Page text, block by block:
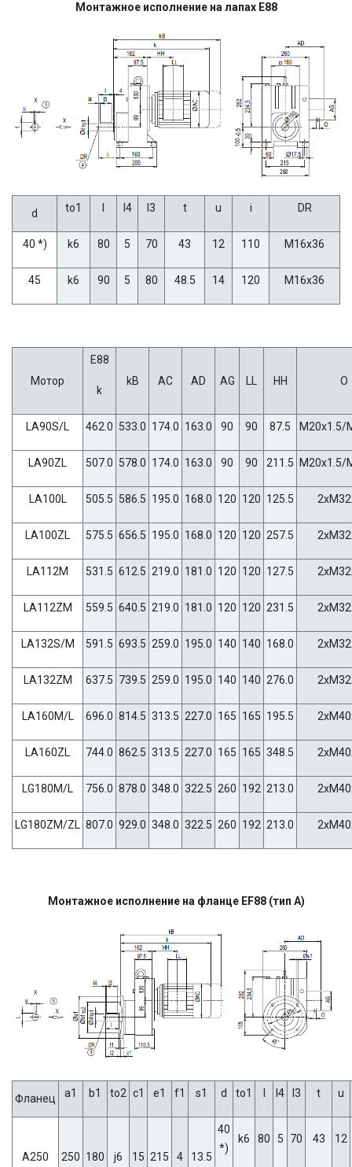
Монтажное исполнение на лапах E88
d to1 l4 l3 t u i DR
40 *) k6 80 5 70 43 12 110 M16x36
45 k6 90 5 80 48.5 14 120 M16x36
Мотор
E88
k
kB AC AD AG HH O
LA90S/L 462.0 533.0 174.0 163.0 90 90 87.5 M20x1.5/
LA90ZL 507.0 578.0 174.0 163.0 90 90 211.5 M20x1.5/
LA100L 505.5 586.5 195.0 168.0 120 120 125.5
LA100ZL 575.5 656.5 195.0 168.0 120 120 257.5
LA112M 531.5 612.5 219.0 181.0 120 120 127.5
LA112ZM 559.5 640.5 219.0 181.0 120 120 231.5
LA132S/M 591.5 693.5 259.0 195.0 140 140 168.0
LA132ZM 637.5 739.5 259.0 195.0 140 140 276.0
LA160M/L 696.0 814.5 313.5 227.0 165 165 195.5
LA160ZL 744.0 862.5 313.5 227.0 165 165 348.5
LG180M/L 756.0 878.0 348.0 322.5 260 192 213.0
LG180ZM/ZL 807.0 929.0 348.0 322.5 260 192 213.0
Монтажное исполнение на фланце EF88 (тип A)
Фланец a1 b1 to2 c1 e1 f1 s1 d to1 l4 l3 t u
A250 250 180 j6 15 215 4 13.5
40
*)
k6 80 5 70 43 12